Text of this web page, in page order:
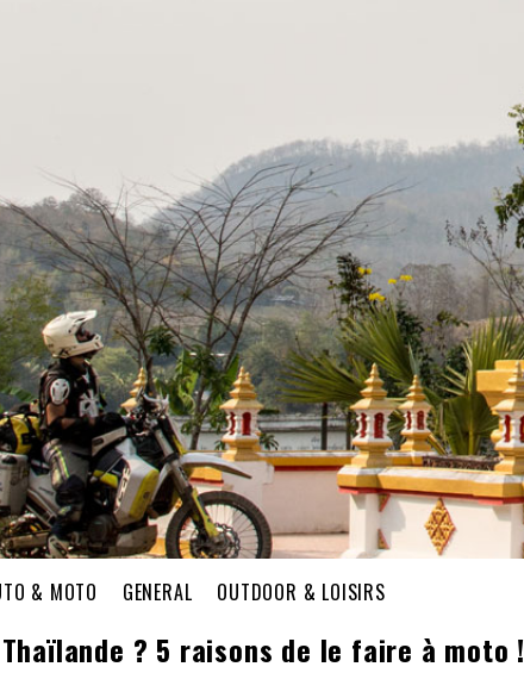
& MOTO GENERAL OUTDOOR & LOISIRS
? 5 raisons de le faire à moto !